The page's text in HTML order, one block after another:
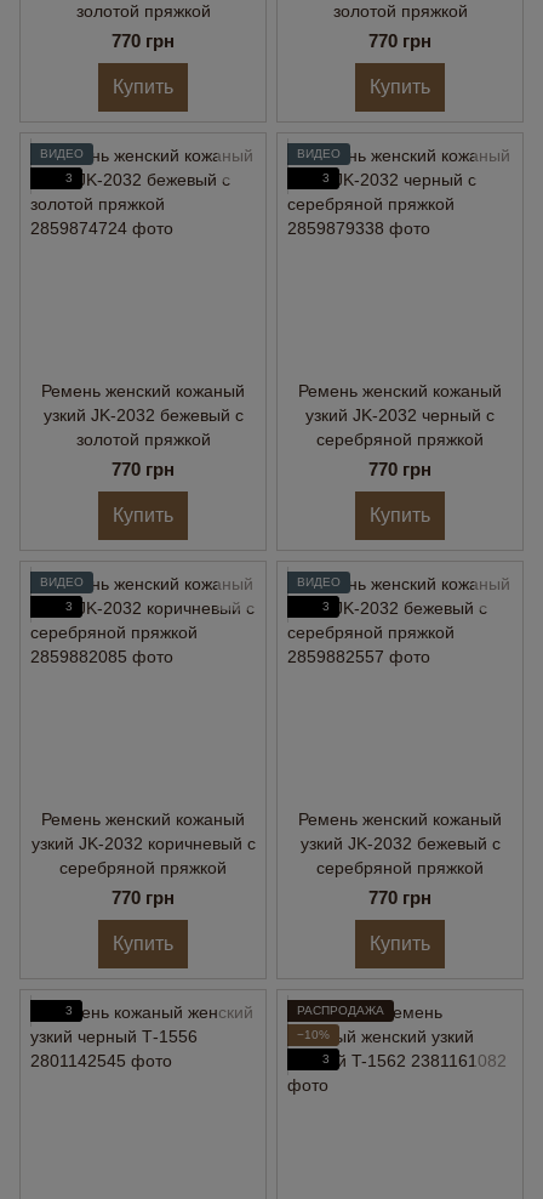
золотой пряжкой
770 грн
Купить
золотой пряжкой
770 грн
Купить
ВИДЕО
3
Ремень женский кожаный
узкий JK-2032 бежевый с
золотой пряжкой
770 грн
Купить
ВИДЕО
3
Ремень женский кожаный
узкий JK-2032 черный с
серебряной пряжкой
770 грн
Купить
ВИДЕО
3
Ремень женский кожаный
узкий JK-2032 коричневый с
серебряной пряжкой
770 грн
Купить
ВИДЕО
3
Ремень женский кожаный
узкий JK-2032 бежевый с
серебряной пряжкой
770 грн
Купить
3
РАСПРОДАЖА
−10%
3